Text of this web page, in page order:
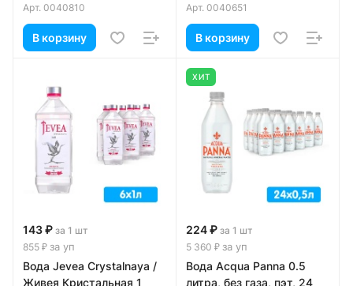
Арт. 0040810
В корзину
Арт. 0040651
В корзину
143 ₽ за 1 шт
855 ₽ за уп
Вода Jevea Crystalnaya /
Живея Кристальная 1
ХИТ
224 ₽ за 1 шт
5 360 ₽ за уп
Вода Acqua Panna 0.5
литра, без газа, пэт, 24